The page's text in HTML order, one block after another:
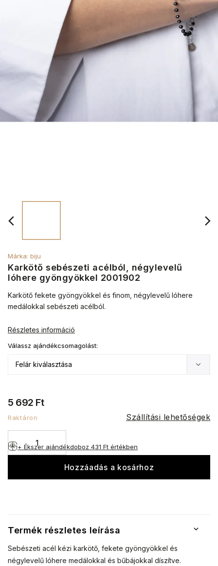
Karkötő sebészeti acélból, négylevelű
lóhere gyöngyökkel 2001902
Márka: biju
5 692 Ft
Raktáron Szállítási lehetőségek
Válassz ajándékcsomagolást:
Hozzáadás a kosárhoz
+ Ékszer ajándékdoboz 431 Ft értékben
Karkötő fekete gyöngyökkel és finom, négylevelű lóhere
medálokkal sebészeti acélból.
Részletes információ
Termék részletes leírása
Sebészeti acél kézi karkötő, fekete gyöngyökkel és
négylevelű lóhere medálokkal és bűbájokkal díszítve.